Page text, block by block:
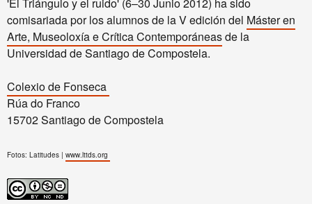
'El Triángulo y el ruido' (6–30 Junio 2012) ha sido
comisariada por los alumnos de la V edición del Máster en
Arte, Museoloxía e Crítica Contemporáneasde la
Universidad de Santiago de Compostela.
Colexio de Fonseca
Rúa do Franco
15702 Santiago de Compostela
Fotos: Latitudes | www.lttds.org